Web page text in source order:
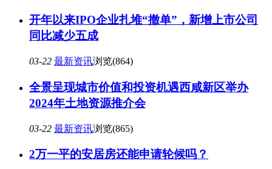
开年以来IPO企业扎堆“撤单”，新增上市公司
同比减少五成
03-22 最新资讯浏览(864)
全景呈现城市价值和投资机遇西咸新区举办
2024年土地资源推介会
03-22 最新资讯浏览(865)
2万一平的安居房还能申请轮候吗？